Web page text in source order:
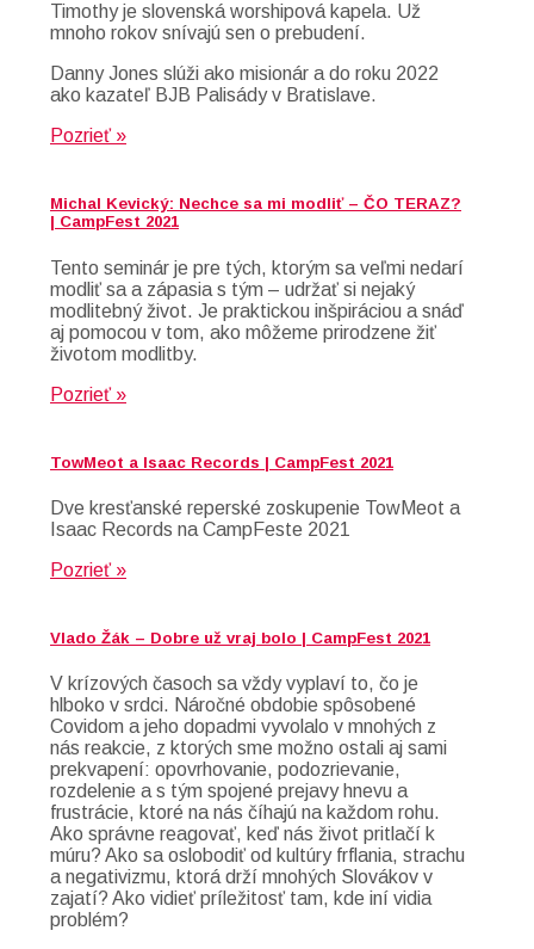
Timothy je slovenská worshipová kapela. Už
mnoho rokov snívajú sen o prebudení.
Danny Jones slúži ako misionár a do roku 2022
ako kazateľ BJB Palisády v Bratislave.
Pozrieť »
Michal Kevický: Nechce sa mi modliť – ČO TERAZ?
| CampFest 2021
Tento seminár je pre tých, ktorým sa veľmi nedarí
modliť sa a zápasia s tým – udržať si nejaký
modlitebný život. Je praktickou inšpiráciou a snáď
aj pomocou v tom, ako môžeme prirodzene žiť
životom modlitby.
Pozrieť »
TowMeot a Isaac Records | CampFest 2021
Dve kresťanské reperské zoskupenie TowMeot a
Isaac Records na CampFeste 2021
Pozrieť »
Vlado Žák – Dobre už vraj bolo | CampFest 2021
V krízových časoch sa vždy vyplaví to, čo je
hlboko v srdci. Náročné obdobie spôsobené
Covidom a jeho dopadmi vyvolalo v mnohých z
nás reakcie, z ktorých sme možno ostali aj sami
prekvapení: opovrhovanie, podozrievanie,
rozdelenie a s tým spojené prejavy hnevu a
frustrácie, ktoré na nás číhajú na každom rohu.
Ako správne reagovať, keď nás život pritlačí k
múru? Ako sa oslobodiť od kultúry frflania, strachu
a negativizmu, ktorá drží mnohých Slovákov v
zajatí? Ako vidieť príležitosť tam, kde iní vidia
problém?